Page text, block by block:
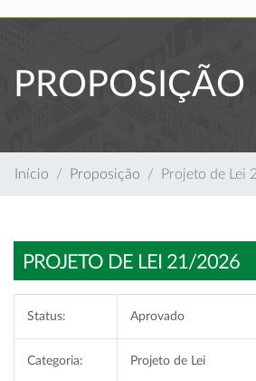
PROPOSIÇÃO
Início Proposição Projeto de Lei
PROJETO DE LEI 21/2026
Status: Aprovado
Categoria: Projeto de Lei